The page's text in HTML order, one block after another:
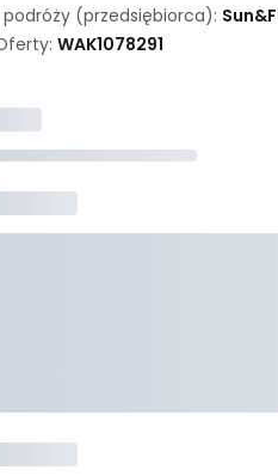
podróży (przedsiębiorca):
WAK1078291